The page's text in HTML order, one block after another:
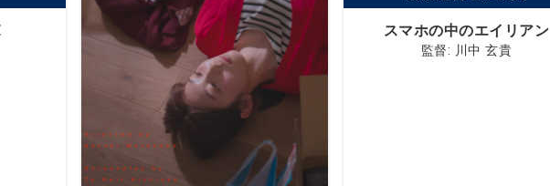
スマホの中のエイリアン
監督: 川中 玄貴